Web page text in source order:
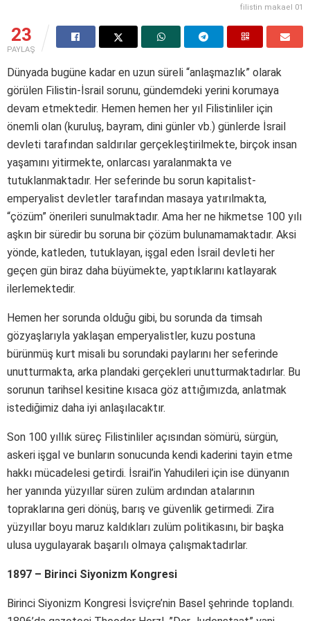
filistin makael 01
23
PAYLAŞ
Dünyada bugüne kadar en uzun süreli “anlaşmazlık” olarak
görülen Filistin-İsrail sorunu, gündemdeki yerini korumaya
devam etmektedir. Hemen hemen her yıl Filistinliler için
önemli olan (kuruluş, bayram, dini günler vb.) günlerde İsrail
devleti tarafından saldırılar gerçekleştirilmekte, birçok insan
yaşamını yitirmekte, onlarcası yaralanmakta ve
tutuklanmaktadır. Her seferinde bu sorun kapitalist-
emperyalist devletler tarafından masaya yatırılmakta,
“çözüm” önerileri sunulmaktadır. Ama her ne hikmetse 100 yılı
aşkın bir süredir bu soruna bir çözüm bulunamamaktadır. Aksi
yönde, katleden, tutuklayan, işgal eden İsrail devleti her
geçen gün biraz daha büyümekte, yaptıklarını katlayarak
ilerlemektedir.
Hemen her sorunda olduğu gibi, bu sorunda da timsah
gözyaşlarıyla yaklaşan emperyalistler, kuzu postuna
bürünmüş kurt misali bu sorundaki paylarını her seferinde
unutturmakta, arka plandaki gerçekleri unutturmaktadırlar. Bu
sorunun tarihsel kesitine kısaca göz attığımızda, anlatmak
istediğimiz daha iyi anlaşılacaktır.
Son 100 yıllık süreç Filistinliler açısından sömürü, sürgün,
askeri işgal ve bunların sonucunda kendi kaderini tayin etme
hakkı mücadelesi getirdi. İsrail’in Yahudileri için ise dünyanın
her yanında yüzyıllar süren zulüm ardından atalarının
topraklarına geri dönüş, barış ve güvenlik getirmedi. Zira
yüzyıllar boyu maruz kaldıkları zulüm politikasını, bir başka
ulusa uygulayarak başarılı olmaya çalışmaktadırlar.
1897 – Birinci Siyonizm Kongresi
Birinci Siyonizm Kongresi İsviçre’nin Basel şehrinde toplandı.